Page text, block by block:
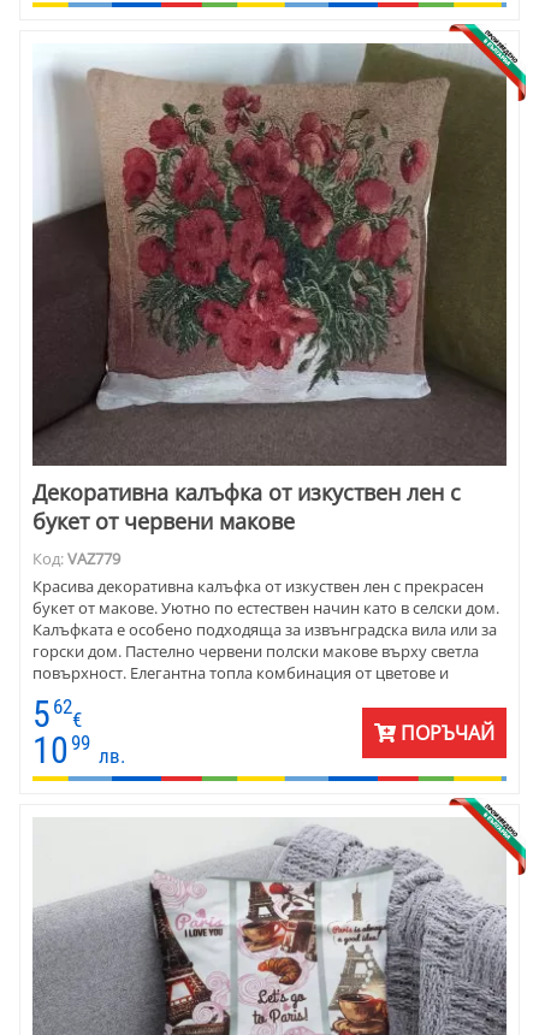
Декоративна калъфка от изкуствен лен с
букет от червени макове
Код:VAZ779
Красива декоративна калъфка от изкуствен лен с прекрасен
букет от макове. Уютно по естествен начин като в селски дом.
Калъфката е особено подходяща за извънградска вила или за
горски дом. Пастелно червени полски макове върху светла
повърхност. Елегантна топла комбинация от цветове и
форми.
5 62
€
1099
лв.
ПОРЪЧАЙ